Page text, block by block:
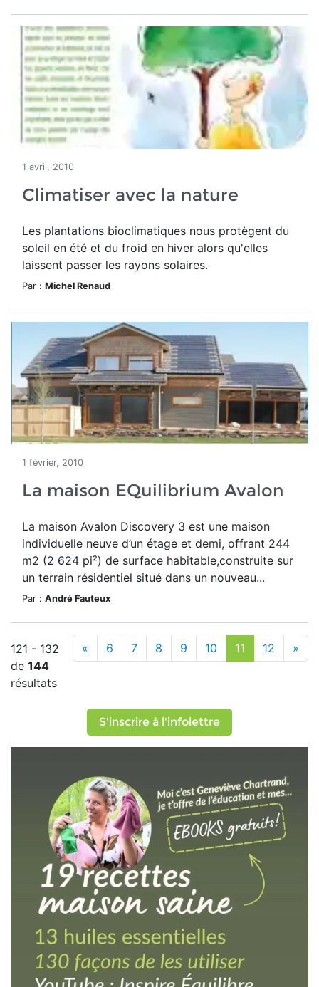
1 avril, 2010
Climatiser avec la nature
Les plantations bioclimatiques nous protègent du
soleil en été et du froid en hiver alors qu'elles
laissent passer les rayons solaires.
Par : Michel Renaud
1 février, 2010
La maison EQuilibrium Avalon
La maison Avalon Discovery 3 est une maison
individuelle neuve d’un étage et demi, offrant 244
m2 (2 624 pi²) de surface habitable,construite sur
un terrain résidentiel situé dans un nouveau...
Par : André Fauteux
121 - 132
de 144
résultats
« 6 7 8 9 10 11 12 »
S'inscrire à l'infolettre